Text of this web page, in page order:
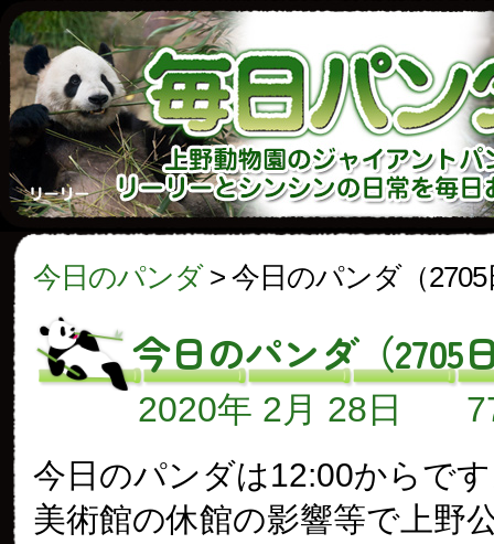
今日のパンダ> 今日のパンダ（2705
今日のパンダ（2705
2020年 2月 28日
今日のパンダは12:00からで
美術館の休館の影響等で上野